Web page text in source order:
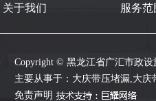
关于我们 服务范
Copyright © 黑龙江省广汇市政
主要从事于： 大庆带压堵漏,大庆
免责声明